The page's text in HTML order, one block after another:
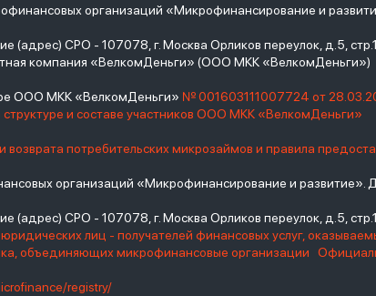
организаций «Микрофинансирование и
(адрес) СРО - 107078, г. Москва Орликов переулок, д.5,
компания «ВелкомДеньги» (ООО МКК «ВелкомДеньги»)
ООО МКК «ВелкомДеньги» № 001603111007724 от
и составе участников ООО МКК «ВелкомДеньги»
потребительских микрозаймов и правила
организаций «Микрофинансирование и развитие».
(адрес) СРО - 107078, г. Москва Орликов переулок, д.5,
лиц - получателей финансовых услуг,
объединяющих микрофинансовые организации
registry/